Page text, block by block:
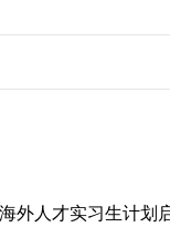
外人才实习生计划